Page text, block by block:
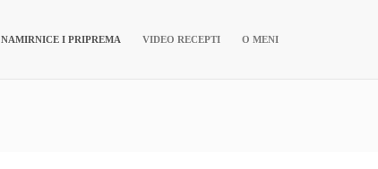
NAMIRNICE I PRIPREMA VIDEO RECEPTI O MENI